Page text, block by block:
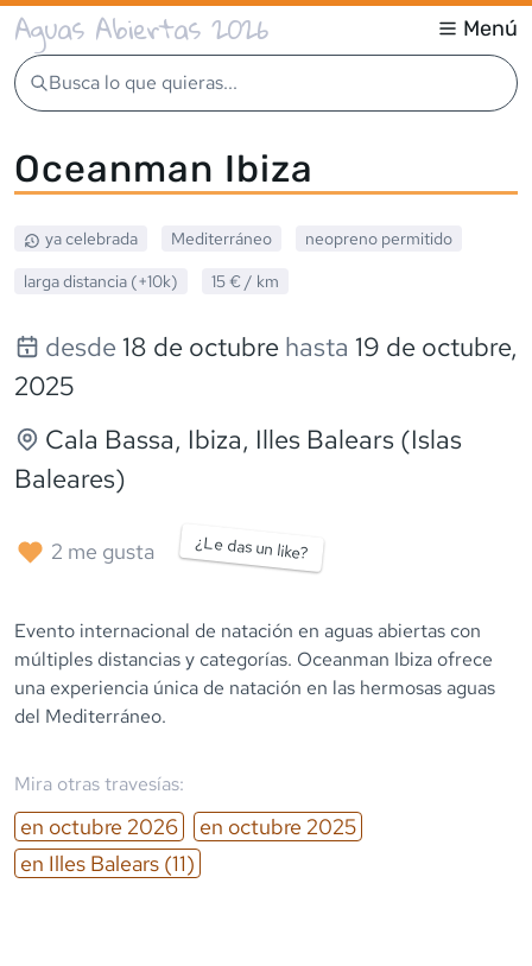
Aguas Abiertas 2026 Menú
Busca lo que quieras...
Oceanman Ibiza
ya celebrada Mediterráneo neopreno permitido
larga distancia (+10k)
15 € / km
desde 18 de octubre hasta 19 de octubre,
2025
Cala Bassa, Ibiza, Illes Balears (Islas
Baleares)
2 me gusta ¿Le das un like?
Evento internacional de natación en aguas abiertas con
múltiples distancias y categorías. Oceanman Ibiza ofrece
una experiencia única de natación en las hermosas aguas
del Mediterráneo.
Mira otras travesías:
en octubre 2026 en octubre 2025
en Illes Balears (11)